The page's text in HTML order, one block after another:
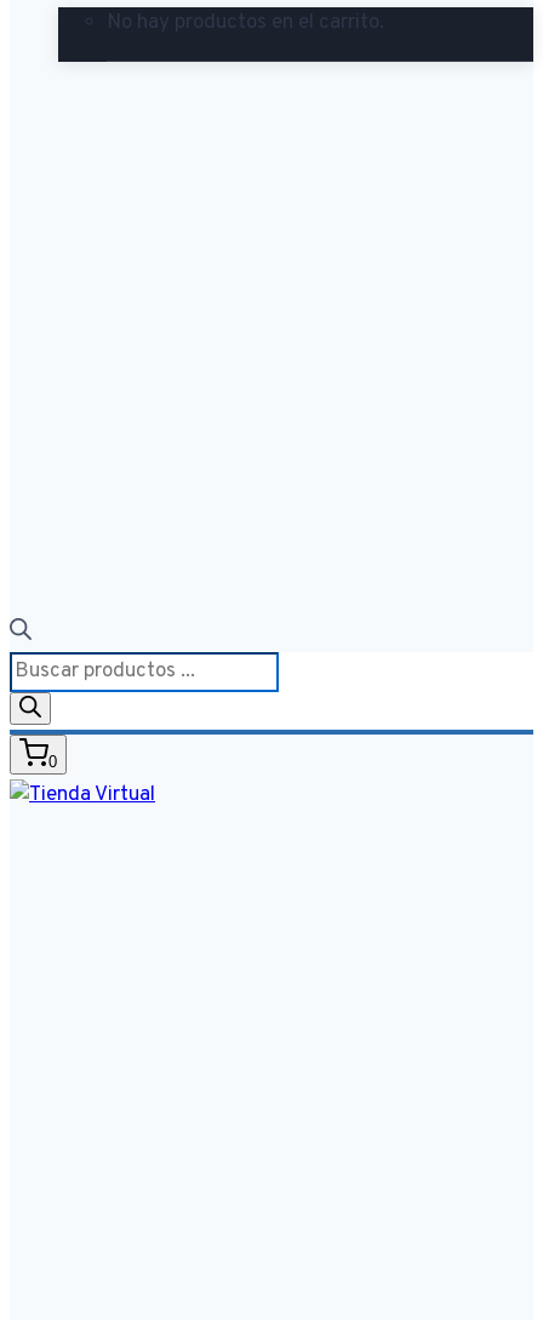
No hay productos en el carrito.
Búsqueda
de
productos
0